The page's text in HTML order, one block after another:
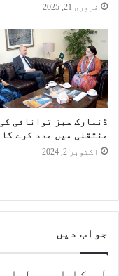
فروری 21, 2025
ڈنمارک سبز توانائی کی
منتقلی میں مدد کرے
اکتوبر 2, 2024
جواب دیں